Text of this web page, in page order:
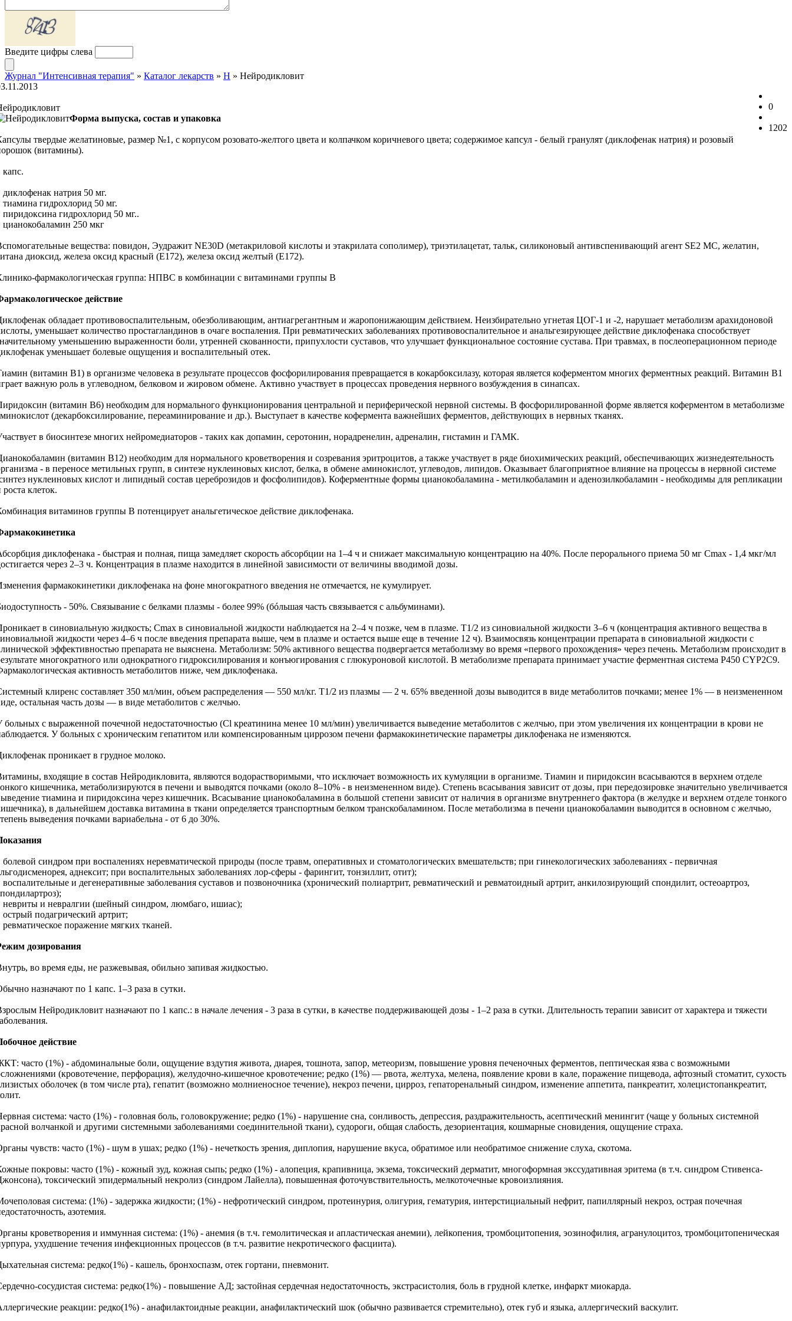
Введите цифры слева
Журнал "Интенсивная терапия" » Каталог лекарств » Н » Нейродикловит
0
1202
Форма выпуска, состав и упаковка
твердые желатиновые, размер №1, с корпусом розовато-желтого цвета и колпачком коричневого цвета; содержимое капсул - белый гранулят (диклофенак натрия) и розовый
(витамины).
капс.
диклофенак натрия 50 мг.
тиамина гидрохлорид 50 мг.
пиридоксина гидрохлорид 50 мг..
цианокобаламин 250 мкг
вещества: повидон, Эудражит NE30D (метакриловой кислоты и этакрилата сополимер), триэтилацетат, тальк, силиконовый антивспенивающий агент SE2 МС, желатин,
диоксид, железа оксид красный (Е172), железа оксид желтый (Е172).
фармакологическая группа: НПВС в комбинации с витаминами группы В
действие
обладает противовоспалительным, обезболивающим, антиагрегантным и жаропонижающим действием. Неизбирательно угнетая ЦОГ-1 и -2, нарушает метаболизм арахидоновой
уменьшает количество простагландинов в очаге воспаления. При ревматических заболеваниях противовоспалительное и анальгезирующее действие диклофенака способствует
уменьшению выраженности боли, утренней скованности, припухлости суставов, что улучшает функциональное состояние сустава. При травмах, в послеоперационном периоде
уменьшает болевые ощущения и воспалительный отек.
(витамин В1) в организме человека в результате процессов фосфорилирования превращается в кокарбоксилазу, которая является коферментом многих ферментных реакций. Витамин В1
важную роль в углеводном, белковом и жировом обмене. Активно участвует в процессах проведения нервного возбуждения в синапсах.
(витамин В6) необходим для нормального функционирования центральной и периферической нервной системы. В фосфорилированной форме является коферментом в метаболизме
(декарбоксилирование, переаминирование и др.). Выступает в качестве кофермента важнейших ферментов, действующих в нервных тканях.
в биосинтезе многих нейромедиаторов - таких как допамин, серотонин, норадренелин, адреналин, гистамин и ГАМК.
(витамин В12) необходим для нормального кроветворения и созревания эритроцитов, а также участвует в ряде биохимических реакций, обеспечивающих жизнедеятельность
- в переносе метильных групп, в синтезе нуклеиновых кислот, белка, в обмене аминокислот, углеводов, липидов. Оказывает благоприятное влияние на процессы в нервной системе
нуклеиновых кислот и липидный состав цереброзидов и фосфолипидов). Коферментные формы цианокобаламина - метилкобаламин и аденозилкобаламин - необходимы для репликации
роста клеток.
витаминов группы В потенцирует анальгетическое действие диклофенака.
диклофенака - быстрая и полная, пища замедляет скорость абсорбции на 1–4 ч и снижает максимальную концентрацию на 40%. После перорального приема 50 мг Сmax - 1,4 мкг/мл
через 2–3 ч. Концентрация в плазме находится в линейной зависимости от величины вводимой дозы.
фармакокинетики диклофенака на фоне многократного введения не отмечается, не кумулирует.
- 50%. Связывание с белками плазмы - более 99% (бóльшая часть связывается с альбуминами).
в синовиальную жидкость; Сmax в синовиальной жидкости наблюдается на 2–4 ч позже, чем в плазме. Т1/2 из синовиальной жидкости 3–6 ч (концентрация активного вещества в
жидкости через 4–6 ч после введения препарата выше, чем в плазме и остается выше еще в течение 12 ч). Взаимосвязь концентрации препарата в синовиальной жидкости с
эффективностью препарата не выяснена. Метаболизм: 50% активного вещества подвергается метаболизму во время «первого прохождения» через печень. Метаболизм происходит в
многократного или однократного гидроксилирования и конъюгирования с глюкуроновой кислотой. В метаболизме препарата принимает участие ферментная система Р450 CYP2С9.
активность метаболитов ниже, чем диклофенака.
клиренс составляет 350 мл/мин, объем распределения — 550 мл/кг. Т1/2 из плазмы — 2 ч. 65% введенной дозы выводится в виде метаболитов почками; менее 1% — в неизмененном
остальная часть дозы — в виде метаболитов с желчью.
больных с выраженной почечной недостаточностью (Cl креатинина менее 10 мл/мин) увеличивается выведение метаболитов с желчью, при этом увеличения их концентрации в крови не
У больных с хроническим гепатитом или компенсированным циррозом печени фармакокинетические параметры диклофенака не изменяются.
проникает в грудное молоко.
входящие в состав Нейродикловита, являются водорастворимыми, что исключает возможность их кумуляции в организме. Тиамин и пиридоксин всасываются в верхнем отделе
кишечника, метаболизируются в печени и выводятся почками (около 8–10% - в неизмененном виде). Степень всасывания зависит от дозы, при передозировке значительно увеличивается
тиамина и пиридоксина через кишечник. Всасывание цианокобаламина в большой степени зависит от наличия в организме внутреннего фактора (в желудке и верхнем отделе тонкого
в дальнейшем доставка витамина в ткани определяется транспортным белком транскобаламином. После метаболизма в печени цианокобаламин выводится в основном с желчью,
выведения почками вариабельна - от 6 до 30%.
синдром при воспалениях неревматической природы (после травм, оперативных и стоматологических вмешательств; при гинекологических заболеваниях - первичная
аднексит; при воспалительных заболеваниях лор-сферы - фарингит, тонзиллит, отит);
и дегенеративные заболевания суставов и позвоночника (хронический полиартрит, ревматический и ревматоидный артрит, анкилозирующий спондилит, остеоартроз,
невриты и невралгии (шейный синдром, люмбаго, ишиас);
острый подагрический артрит;
поражение мягких тканей.
дозирования
во время еды, не разжевывая, обильно запивая жидкостью.
назначают по 1 капс. 1–3 раза в сутки.
Нейродикловит назначают по 1 капс.: в начале лечения - 3 раза в сутки, в качестве поддерживающей дозы - 1–2 раза в сутки. Длительность терапии зависит от характера и тяжести
действие
часто (1%) - абдоминальные боли, ощущение вздутия живота, диарея, тошнота, запор, метеоризм, повышение уровня печеночных ферментов, пептическая язва с возможными
(кровотечение, перфорация), желудочно-кишечное кровотечение; редко (1%) — рвота, желтуха, мелена, появление крови в кале, поражение пищевода, афтозный стоматит, сухость
оболочек (в том числе рта), гепатит (возможно молниеносное течение), некроз печени, цирроз, гепаторенальный синдром, изменение аппетита, панкреатит, холецистопанкреатит,
система: часто (1%) - головная боль, головокружение; редко (1%) - нарушение сна, сонливость, депрессия, раздражительность, асептический менингит (чаще у больных системной
волчанкой и другими системными заболеваниями соединительной ткани), судороги, общая слабость, дезориентация, кошмарные сновидения, ощущение страха.
чувств: часто (1%) - шум в ушах; редко (1%) - нечеткость зрения, диплопия, нарушение вкуса, обратимое или необратимое снижение слуха, скотома.
покровы: часто (1%) - кожный зуд, кожная сыпь; редко (1%) - алопеция, крапивница, экзема, токсический дерматит, многоформная экссудативная эритема (в т.ч. синдром Стивенса-
токсический эпидермальный некролиз (синдром Лайелла), повышенная фоточувствительность, мелкоточечные кровоизлияния.
система: (1%) - задержка жидкости; (1%) - нефротический синдром, протеинурия, олигурия, гематурия, интерстициальный нефрит, папиллярный некроз, острая почечная
азотемия.
кроветворения и иммунная система: (1%) - анемия (в т.ч. гемолитическая и апластическая анемии), лейкопения, тромбоцитопения, эозинофилия, агранулоцитоз, тромбоцитопеническая
ухудшение течения инфекционных процессов (в т.ч. развитие некротического фасциита).
система: редко(1%) - кашель, бронхоспазм, отек гортани, пневмонит.
сосудистая система: редко(1%) - повышение АД; застойная сердечная недостаточность, экстрасистолия, боль в грудной клетке, инфаркт миокарда.
реакции: редко(1%) - анафилактоидные реакции, анафилактический шок (обычно развивается стремительно), отек губ и языка, аллергический васкулит.